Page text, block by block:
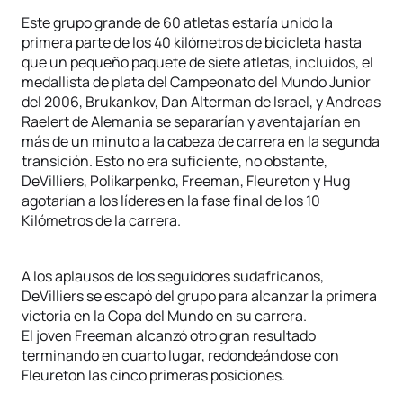
Este grupo grande de 60 atletas estaría unido la
primera parte de los 40 kilómetros de bicicleta hasta
que un pequeño paquete de siete atletas, incluidos, el
medallista de plata del Campeonato del Mundo Junior
del 2006, Brukankov, Dan Alterman de Israel, y Andreas
Raelert de Alemania se separarían y aventajarían en
más de un minuto a la cabeza de carrera en la segunda
transición. Esto no era suficiente, no obstante,
DeVilliers, Polikarpenko, Freeman, Fleureton y Hug
agotarían a los líderes en la fase final de los 10
Kilómetros de la carrera.
A los aplausos de los seguidores sudafricanos,
DeVilliers se escapó del grupo para alcanzar la primera
victoria en la Copa del Mundo en su carrera.
El joven Freeman alcanzó otro gran resultado
terminando en cuarto lugar, redondeándose con
Fleureton las cinco primeras posiciones.